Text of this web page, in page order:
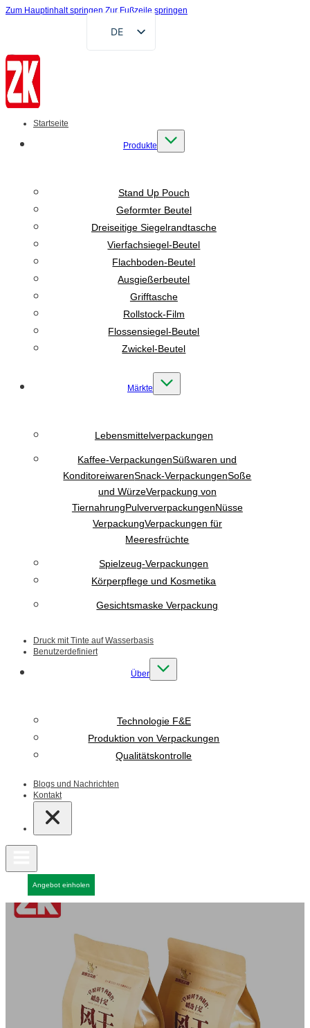
Zum Hauptinhalt springen Zur Fußzeile springen
DE
EN
ID
Startseite
Produkte
Stand Up Pouch
Geformter Beutel
Dreiseitige Siegelrandtasche
Vierfachsiegel-Beutel
Flachboden-Beutel
Ausgießerbeutel
Grifftasche
Rollstock-Film
Flossensiegel-Beutel
Zwickel-Beutel
Märkte
Lebensmittelverpackungen
Kaffee-VerpackungenSüßwaren und
KonditoreiwarenSnack-VerpackungenSoße
und WürzeVerpackung von
TiernahrungPulververpackungenNüsse
VerpackungVerpackungen für
Meeresfrüchte
Spielzeug-Verpackungen
Körperpflege und Kosmetika
Gesichtsmaske Verpackung
Druck mit Tinte auf Wasserbasis
Benutzerdefiniert
Über
Technologie F&E
Produktion von Verpackungen
Qualitätskontrolle
Blogs und Nachrichten
Kontakt
Angebot einholen